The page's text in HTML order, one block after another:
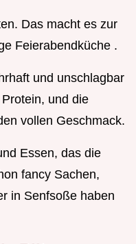
Das macht es zur
Feierabendküche .
und unschlagbar
und die
vollen Geschmack.
Essen, das die
fancy Sachen,
in Senfsoße haben